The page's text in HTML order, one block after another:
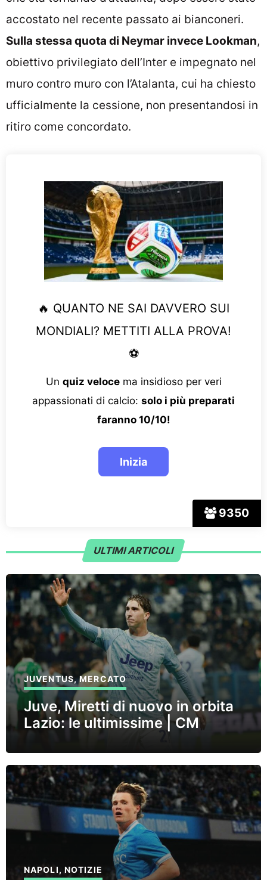
accostato nel recente passato ai bianconeri.
Sulla stessa quota di Neymar invece Lookman,
obiettivo privilegiato dell’Inter e impegnato nel
muro contro muro con l’Atalanta, cui ha chiesto
ufficialmente la cessione, non presentandosi in
ritiro come concordato.
9350
🔥 QUANTO NE SAI DAVVERO SUI
MONDIALI? METTITI ALLA PROVA!
⚽
Un quiz velocema insidioso per veri
appassionati di calcio: solo i più preparati
faranno 10/10!
ULTIMI ARTICOLI
JUVENTUS,MERCATO
Juve, Miretti di nuovo in orbita
Lazio: le ultimissime | CM
NAPOLI, NOTIZIE